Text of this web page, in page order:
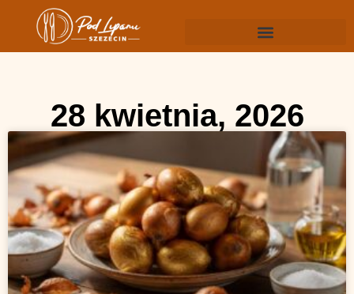
28 kwietnia, 2026